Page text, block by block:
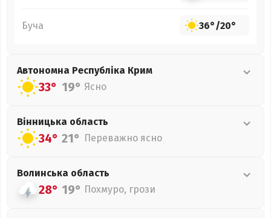
Буча 36°/20°
Автономна Республіка Крим
33° 19° Ясно
Вінницька область
34° 21° Переважно ясно
Волинська область
28° 19° Похмуро, грози